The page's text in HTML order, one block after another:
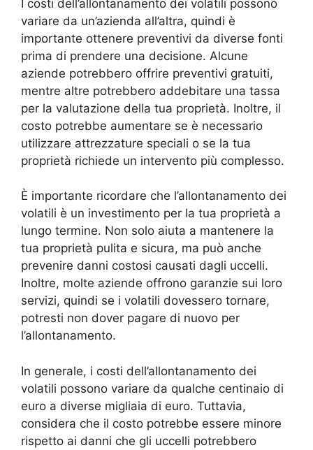
I costi dell’allontanamento dei volatili possono
variare da un’azienda all’altra, quindi è
importante ottenere preventivi da diverse fonti
prima di prendere una decisione. Alcune
aziende potrebbero offrire preventivi gratuiti,
mentre altre potrebbero addebitare una tassa
per la valutazione della tua proprietà. Inoltre, il
costo potrebbe aumentare se è necessario
utilizzare attrezzature speciali o se la tua
proprietà richiede un intervento più complesso.
È importante ricordare che l’allontanamento dei
volatili è un investimento per la tua proprietà a
lungo termine. Non solo aiuta a mantenere la
tua proprietà pulita e sicura, ma può anche
prevenire danni costosi causati dagli uccelli.
Inoltre, molte aziende offrono garanzie sui loro
servizi, quindi se i volatili dovessero tornare,
potresti non dover pagare di nuovo per
l’allontanamento.
In generale, i costi dell’allontanamento dei
volatili possono variare da qualche centinaio di
euro a diverse migliaia di euro. Tuttavia,
considera che il costo potrebbe essere minore
rispetto ai danni che gli uccelli potrebbero